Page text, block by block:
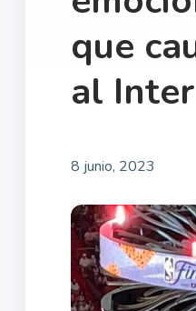
que
al
8 junio, 2023